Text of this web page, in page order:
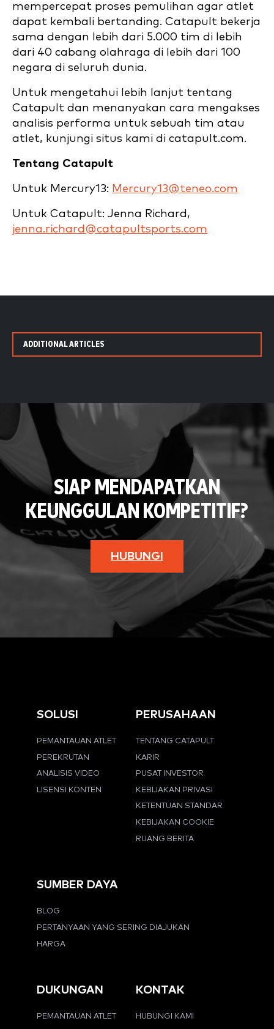
mempercepat proses pemulihan agar atlet
dapat kembali bertanding. Catapult bekerja
sama dengan lebih dari 5.000 tim di lebih
dari 40 cabang olahraga di lebih dari 100
negara di seluruh dunia.
Untuk mengetahui lebih lanjut tentang
Catapult dan menanyakan cara mengakses
analisis performa untuk sebuah tim atau
atlet, kunjungi situs kami di catapult.com.
Tentang Catapult
Untuk Mercury13: Mercury13@teneo.com
Untuk Catapult: Jenna Richard,
jenna.richard@catapultsports.com
ADDITIONAL ARTICLES
SIAP MENDAPATKAN
KEUNGGULAN KOMPETITIF?
HUBUNGI
SOLUSI
PEMANTAUAN ATLET
PEREKRUTAN
ANALISIS VIDEO
LISENSI KONTEN
PERUSAHAAN
TENTANG CATAPULT
KARIR
PUSAT INVESTOR
KEBIJAKAN PRIVASI
KETENTUAN STANDAR
KEBIJAKAN COOKIE
RUANG BERITA
SUMBER DAYA
BLOG
PERTANYAAN YANG SERING DIAJUKAN
HARGA
DUKUNGAN
PEMANTAUAN ATLET
KONTAK
HUBUNGI KAMI